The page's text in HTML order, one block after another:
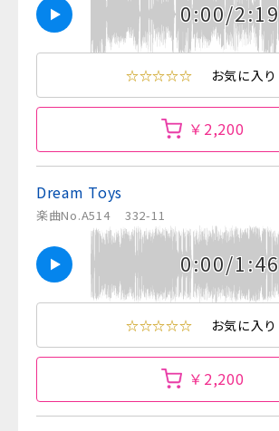
0:00/2:19
☆☆☆☆☆ お気に入り
￥2,200
Dream Toys
楽曲No.A514 332-11
0:00/1:46
☆☆☆☆☆ お気に入り
￥2,200